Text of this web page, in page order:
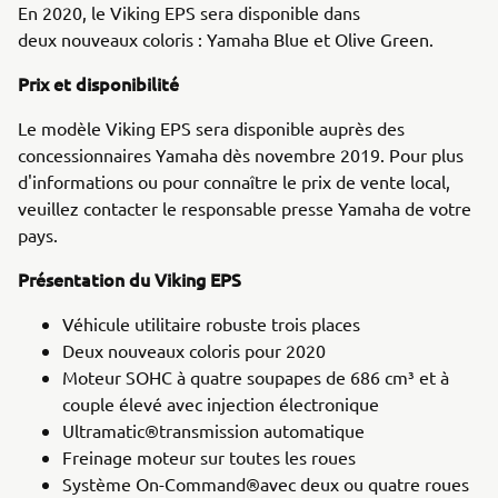
En 2020, le Viking EPS sera disponible dans
deux nouveaux coloris : Yamaha Blue et Olive Green.
Prix et disponibilité
Le modèle Viking EPS sera disponible auprès des
concessionnaires Yamaha dès novembre 2019. Pour plus
d'informations ou pour connaître le prix de vente local,
veuillez contacter le responsable presse Yamaha de votre
pays.
Présentation du Viking EPS
Véhicule utilitaire robuste trois places
Deux nouveaux coloris pour 2020
Moteur SOHC à quatre soupapes de 686 cm³ et à
couple élevé avec injection électronique
Ultramatic®transmission automatique
Freinage moteur sur toutes les roues
Système On-Command®avec deux ou quatre roues